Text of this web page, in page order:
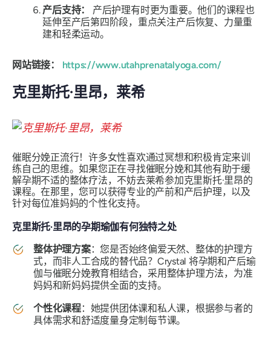
产后支持：
产后护理有时更为重要。他们的课程也
延伸至产后第四阶段，重点关注产后恢复、力量重
建和轻柔运动。
网站链接： https://www.utahprenatalyoga.com/
克里斯托·里昂，莱希
催眠分娩正流行！许多女性喜欢通过冥想和积极肯定来训
练自己的思维。如果您正在寻找催眠分娩和其他有助于缓
解孕期不适的整体疗法，不妨去莱希参加克里斯托·里昂的
课程。在那里，您可以获得专业的产前和产后护理，以及
针对每位准妈妈的个性化支持。
克里斯托·里昂的孕期瑜伽有何独特之处
整体护理方案：您是否始终偏爱天然、整体的护理方
式，而非人工合成的替代品？Crystal 将孕期和产后瑜
伽与催眠分娩教育相结合，采用整体护理方法，为准
妈妈和新妈妈提供全面的支持。
个性化课程：她提供团体课和私人课，根据参与者的
具体需求和舒适度量身定制每节课。